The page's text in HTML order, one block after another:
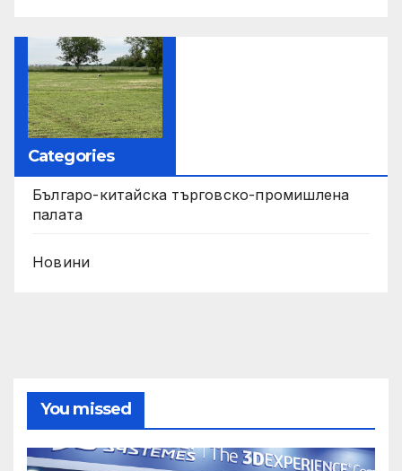
Categories
Българо-китайска търговско-промишлена
палата
Новини
You missed